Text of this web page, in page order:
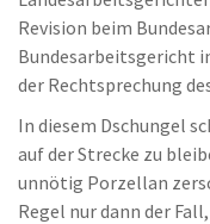
Revision beim
Bundesarbeitsgericht
der Rechtsprechung
In diesem Dschungel
auf der Strecke zu
unnötig Porzellan
Regel nur dann der